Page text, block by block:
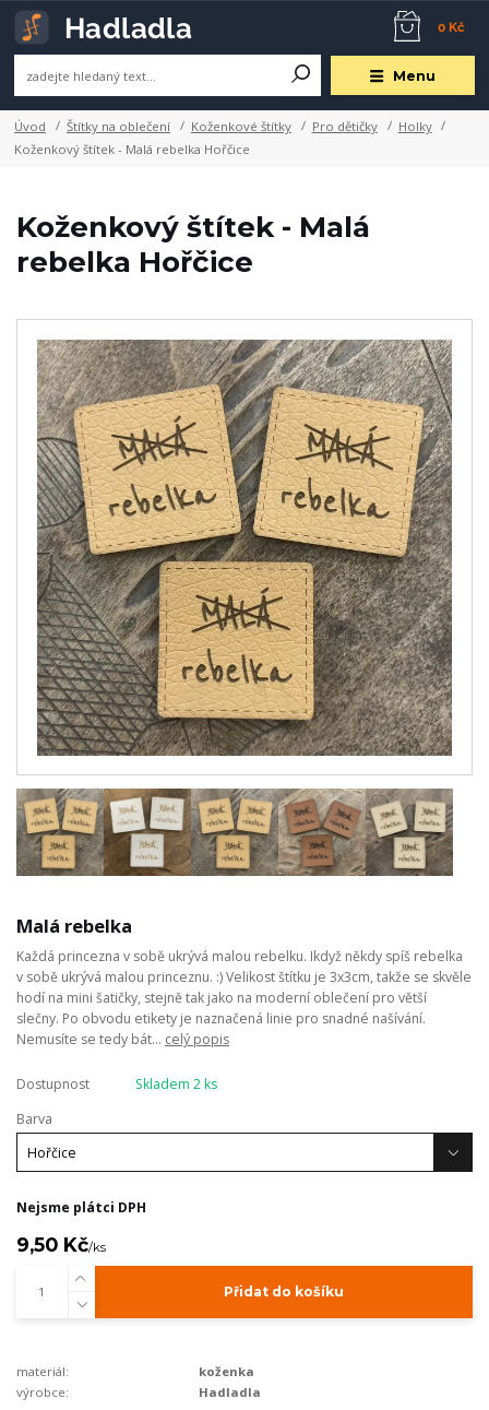
Menu
0 Kč
Úvod Štítky na oblečení Koženkové štítky Pro dětičky
Holky
Koženkový štítek - Malá rebelka Hořčice
Koženkový štítek - Malá
rebelka Hořčice
Malá rebelka
Každá princezna v sobě ukrývá malou rebelku. Ikdyž někdy spíš rebelka
v sobě ukrývá malou princeznu. :) Velikost štítku je 3x3cm, takže se skvěle
hodí na mini šatičky, stejně tak jako na moderní oblečení pro větší
slečny. Po obvodu etikety je naznačená linie pro snadné našívání.
Nemusíte se tedy bát... celý popis
Dostupnost
Skladem 2 ks
Barva
Nejsme plátci DPH
9,50 Kč/ks
Přidat do košíku
materiál:
koženka
výrobce:
Hadladla